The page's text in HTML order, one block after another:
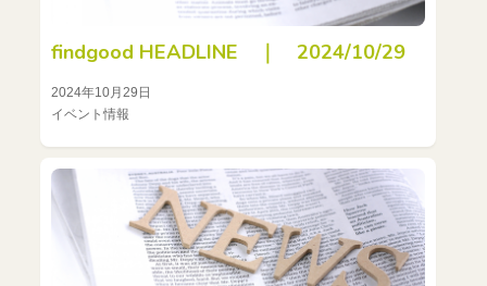
findgood HEADLINE ｜ 2024/10/29
2024年10月29日
イベント情報